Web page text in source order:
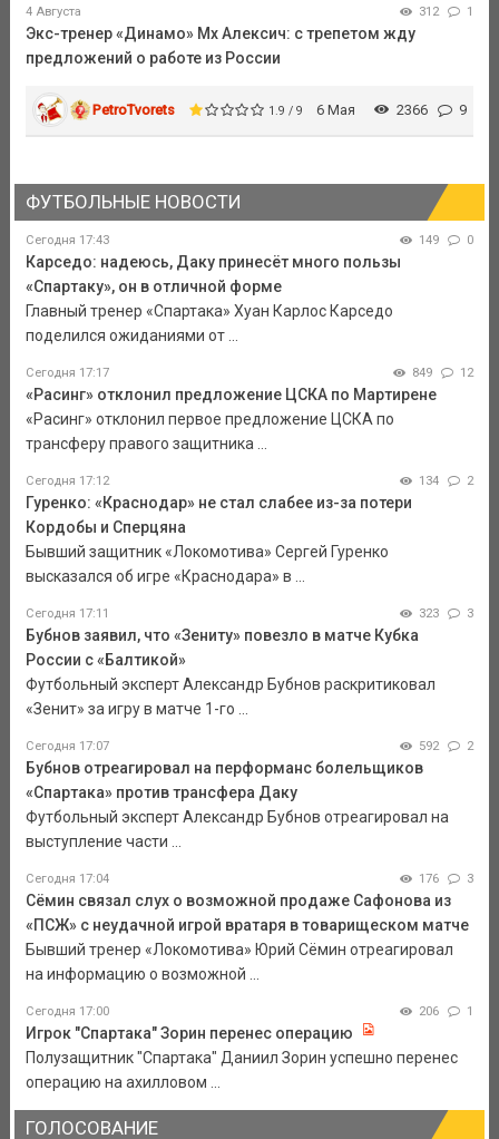
4 Августа 312 1
Экс-тренер «Динамо» Мх Алексич: с трепетом жду
предложений о работе из России
PetroTvorets 1.9 / 9 6 Мая 2366 9
ФУТБОЛЬНЫЕ НОВОСТИ
Сегодня 17:43 149 0
Карседо: надеюсь, Даку принесёт много пользы
«Спартаку», он в отличной форме
Главный тренер «Спартака» Хуан Карлос Карседо
поделился ожиданиями от ...
Сегодня 17:17 849 12
«Расинг» отклонил предложение ЦСКА по Мартирене
«Расинг» отклонил первое предложение ЦСКА по
трансферу правого защитника ...
Сегодня 17:12 134 2
Гуренко: «Краснодар» не стал слабее из-за потери
Кордобы и Сперцяна
Бывший защитник «Локомотива» Сергей Гуренко
высказался об игре «Краснодара» в ...
Сегодня 17:11 323 3
Бубнов заявил, что «Зениту» повезло в матче Кубка
России с «Балтикой»
Футбольный эксперт Александр Бубнов раскритиковал
«Зенит» за игру в матче 1-го ...
Сегодня 17:07 592 2
Бубнов отреагировал на перформанс болельщиков
«Спартака» против трансфера Даку
Футбольный эксперт Александр Бубнов отреагировал на
выступление части ...
Сегодня 17:04 176 3
Сёмин связал слух о возможной продаже Сафонова из
«ПСЖ» с неудачной игрой вратаря в товарищеском матче
Бывший тренер «Локомотива» Юрий Сёмин отреагировал
на информацию о возможной ...
Сегодня 17:00 206 1
Игрок "Спартака" Зорин перенес операцию
Полузащитник "Спартака" Даниил Зорин успешно перенес
операцию на ахилловом ...
ГОЛОСОВАНИЕ